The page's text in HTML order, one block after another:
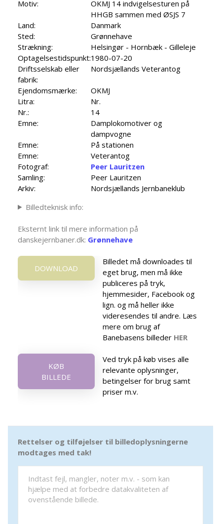
Motiv:
OKMJ 14 indvigelsesturen på
HHGB sammen med ØSJS 7
Land:
Danmark
Sted:
Grønnehave
Strækning:
Helsingør - Hornbæk - Gilleleje
Optagelsestidspunkt:1980-07-20
Driftsselskab eller
fabrik:
Nordsjællands Veterantog
Ejendomsmærke:
OKMJ
Litra:
Nr.
Nr.:
14
Emne:
Damplokomotiver og
dampvogne
Emne:
På stationen
Emne:
Veterantog
Fotograf:
Peer Lauritzen
Samling:
Peer Lauritzen
Arkiv:
Nordsjællands Jernbaneklub
Billedteknisk info:
Eksternt link til mere information på
danskejernbaner.dk: Grønnehave
DOWNLOAD
Billedet må downloades til
eget brug, men må ikke
publiceres på tryk,
hjemmesider, Facebook og
lign. og må heller ikke
videresendes til andre. Læs
mere om brug af
Banebasens billeder HER
KØB
BILLEDE
Ved tryk på køb vises alle
relevante oplysninger,
betingelser for brug samt
priser m.v.
Rettelser og tilføjelser til billedoplysningerne
modtages med tak!